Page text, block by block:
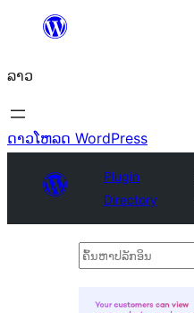
ທີ່
ເນື້ອຫາ
ລາວ
ດາວໂຫລດ WordPress
Plugin
Directory
ຄົ້ນ